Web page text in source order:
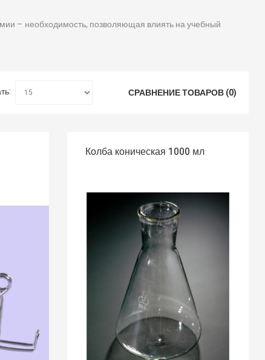
– необходимость, позволяющая влиять на учебный
СРАВНЕНИЕ ТОВАРОВ (0)
Колба коническая 1000 мл